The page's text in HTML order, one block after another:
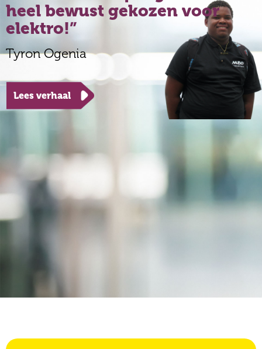
heel bewust gekozen voor
elektro!
Tyron Ogenia
Lees verhaal